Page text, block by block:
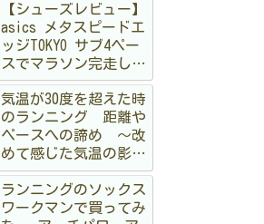
【シューズレビュー】
asics メタスピードエ
ッジTOKYO サブ4ペー
スでマラソン完走して
みた
気温が30度を超えた時
のランニング 距離や
ペースへの諦め 〜改
めて感じた気温の影
響〜
ランニングのソックス
ワークマンで買ってみ